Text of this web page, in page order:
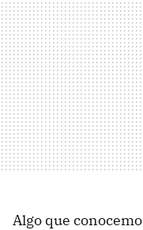
Algo que